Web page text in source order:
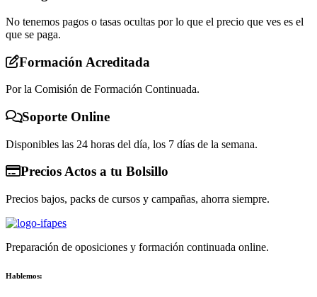
No tenemos pagos o tasas ocultas por lo que el precio que ves es el
que se paga.
Formación Acreditada
Por la Comisión de Formación Continuada.
Soporte Online
Disponibles las 24 horas del día, los 7 días de la semana.
Precios Actos a tu Bolsillo
Precios bajos, packs de cursos y campañas, ahorra siempre.
Preparación de oposiciones y formación continuada online.
Hablemos: